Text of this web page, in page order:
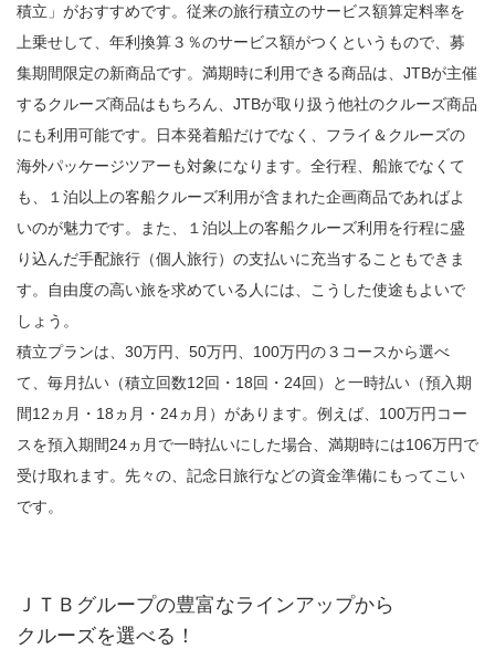
積立」がおすすめです。従来の旅行積立のサービス額算定料率を
上乗せして、年利換算３％のサービス額がつくというもので、募
集期間限定の新商品です。満期時に利用できる商品は、JTBが主催
するクルーズ商品はもちろん、JTBが取り扱う他社のクルーズ商品
にも利用可能です。日本発着船だけでなく、フライ＆クルーズの
海外パッケージツアーも対象になります。全行程、船旅でなくて
も、１泊以上の客船クルーズ利用が含まれた企画商品であればよ
いのが魅力です。また、１泊以上の客船クルーズ利用を行程に盛
り込んだ手配旅行（個人旅行）の支払いに充当することもできま
す。自由度の高い旅を求めている人には、こうした使途もよいで
しょう。
積立プランは、30万円、50万円、100万円の３コースから選べ
て、毎月払い（積立回数12回・18回・24回）と一時払い（預入期
間12ヵ月・18ヵ月・24ヵ月）があります。例えば、100万円コー
スを預入期間24ヵ月で一時払いにした場合、満期時には106万円で
受け取れます。先々の、記念日旅行などの資金準備にもってこい
です。
ＪＴＢグループの豊富なラインアップから
クルーズを選べる！